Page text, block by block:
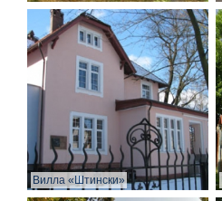
Вилла «Штински»